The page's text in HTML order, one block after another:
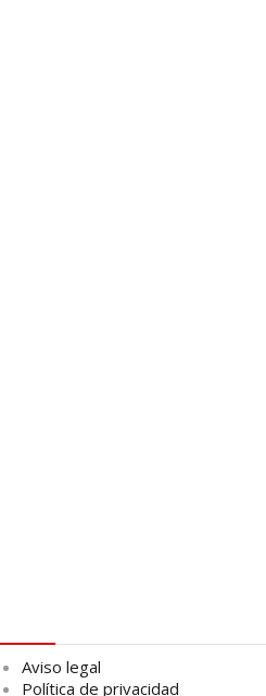
Aviso legal
Política de privacidad